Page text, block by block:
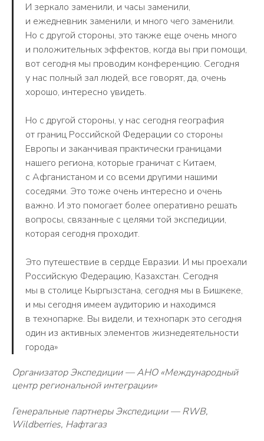
И зеркало заменили, и часы заменили,
и ежедневник заменили, и много чего заменили.
Но с другой стороны, это также еще очень много
и положительных эффектов, когда вы при помощи,
вот сегодня мы проводим конференцию. Сегодня
у нас полный зал людей, все говорят, да, очень
хорошо, интересно увидеть.
Но с другой стороны, у нас сегодня география
от границ Российской Федерации со стороны
Европы и заканчивая практически границами
нашего региона, которые граничат с Китаем,
с Афганистаном и со всеми другими нашими
соседями. Это тоже очень интересно и очень
важно. И это помогает более оперативно решать
вопросы, связанные с целями той экспедиции,
которая сегодня проходит.
Это путешествие в сердце Евразии. И мы проехали
Российскую Федерацию, Казахстан. Сегодня
мы в столице Кыргызстана, сегодня мы в Бишкеке,
и мы сегодня имеем аудиторию и находимся
в технопарке. Вы видели, и технопарк это сегодня
один из активных элементов жизнедеятельности
города»
Организатор Экспедиции — АНО «Международный
центр региональной интеграции»
Генеральные партнеры Экспедиции — RWB,
Wildberries, Нафтагаз